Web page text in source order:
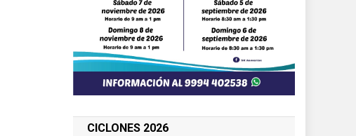
CICLONES 2026